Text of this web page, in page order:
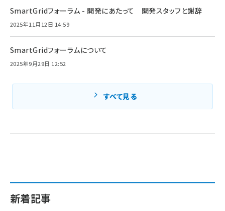
新着記事
SmartGridフォーラム - 開発にあたって 開発スタッフと謝辞
2025年11月12日 14:59
SmartGridフォーラムについて
2025年9月29日 12:52
すべて見る